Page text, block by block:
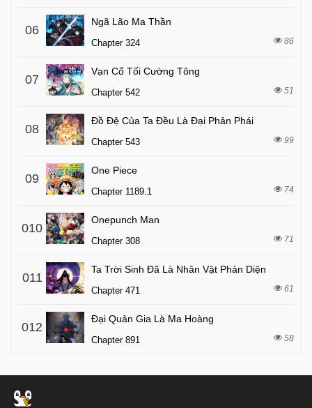
06
Ngã Lão Ma Thần
Chapter 324 86
07
Vạn Cổ Tối Cường Tông
Chapter 542 51
08
Đồ Đệ Của Ta Đều Là Đại Phản Phái
Chapter 543 99
09
One Piece
Chapter 1189.1 74
010
Onepunch Man
Chapter 308 71
011
Ta Trời Sinh Đã Là Nhân Vật Phản Diện
Chapter 471 61
012
Đại Quản Gia Là Ma Hoàng
Chapter 891 58